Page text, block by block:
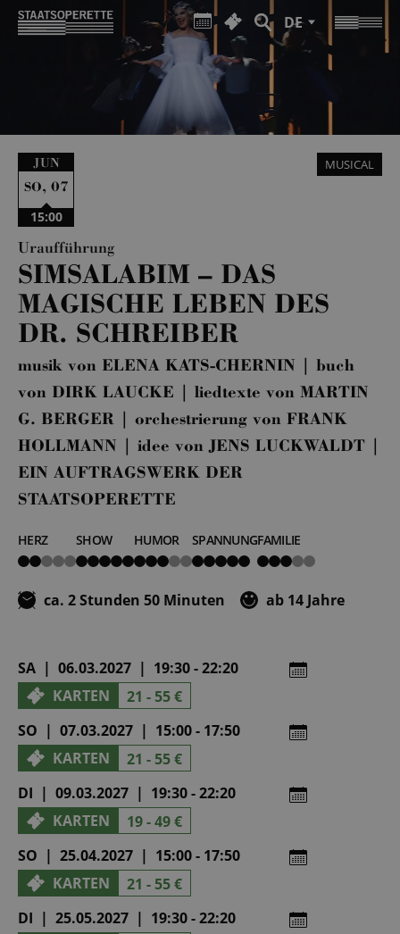
DE
JUN
SO, 07
15:00
MUSICAL
Uraufführung
SIMSALABIM – DAS
MAGISCHE LEBEN DES
DR. SCHREIBER
musik von ELENA KATS-CHERNIN | buch
von DIRK LAUCKE | liedtexte von MARTIN
G. BERGER | orchestrierung von FRANK
HOLLMANN | idee von JENS LUCKWALDT |
EIN AUFTRAGSWERK DER
STAATSOPERETTE
HERZ
2
von
SHOW
5
von
HUMOR
3
von
SPANNUNG
5
von
FAMILIE
3
von
ca. 2 Stunden 50 Minuten ab 14 Jahre
SA | 06.03.2027 | 19:30 - 22:20
KARTEN
21 - 55 €
SO | 07.03.2027 | 15:00 - 17:50
KARTEN
21 - 55 €
DI | 09.03.2027 | 19:30 - 22:20
KARTEN
19 - 49 €
SO | 25.04.2027 | 15:00 - 17:50
KARTEN
21 - 55 €
DI | 25.05.2027 | 19:30 - 22:20